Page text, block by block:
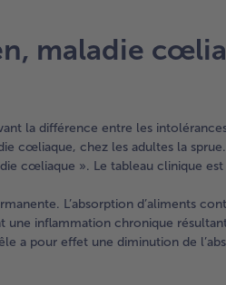
maladie
la différence entre les
cœliaque, chez les adultes la
cœliaque ». Le tableau clinique
L’absorption d’aliments
une inflammation chronique
a pour effet une diminution de